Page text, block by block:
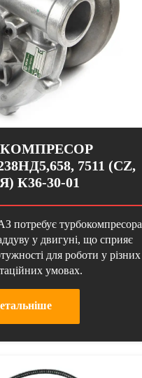
7511 (CZ,
К36-30-01
потребує турбокомпресора
у двигуні, що сприяє
для роботи у різних
умовах.